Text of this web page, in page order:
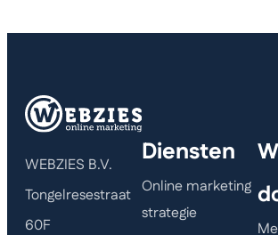
WEBZIES B.V.
Tongelresestraat
60F
Diensten
Online marketing
strategie